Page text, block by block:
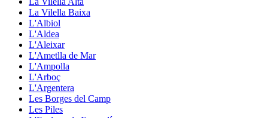
La Vilella Baixa
L'Albiol
L'Aldea
L'Aleixar
L'Ametlla de Mar
L'Ampolla
L'Arboç
L'Argentera
Les Borges del Camp
Les Piles